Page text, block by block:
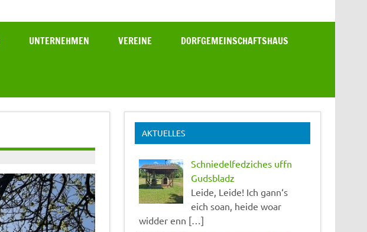
UNTERNEHMEN VEREINE DORFGEMEINSCHAFTSHAUS
AKTUELLES
Schniedelfedziches uffn
Gudsbladz
Leide, Leide! Ich gann‘s
eich soan, heide woar
widder enn […]